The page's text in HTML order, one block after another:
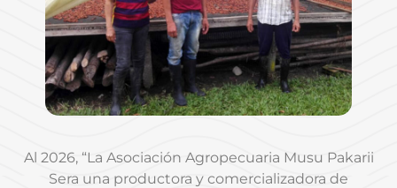
Al 2026, “La Asociación Agropecuaria Musu Pakarii
Sera una productora y comercializadora de